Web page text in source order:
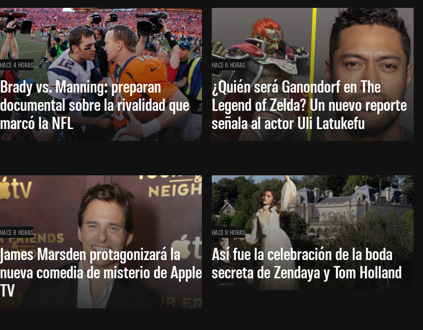
HACE 4 HORAS
Brady vs. Manning: preparan
documental sobre la rivalidad que
marcó la NFL
HACE 6 HORAS
¿Quién será Ganondorf en The
Legend of Zelda? Un nuevo reporte
señala al actor Uli Latukefu
HACE 8 HORAS
James Marsden protagonizará la
nueva comedia de misterio de Apple
TV
HACE 9 HORAS
Así fue la celebración de la boda
secreta de Zendaya y Tom Holland